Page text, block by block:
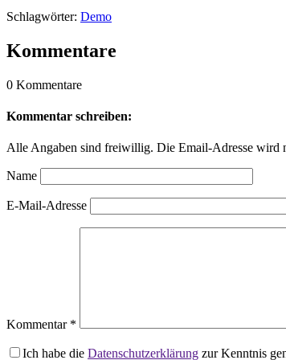
Schlagwörter: Demo
Kommentare
0 Kommentare
Kommentar schreiben:
Alle Angaben sind freiwillig. Die Email-Adresse wird
Name
E-Mail-Adresse
Kommentar *
Ich habe die Datenschutzerklärung zur Kenntnis